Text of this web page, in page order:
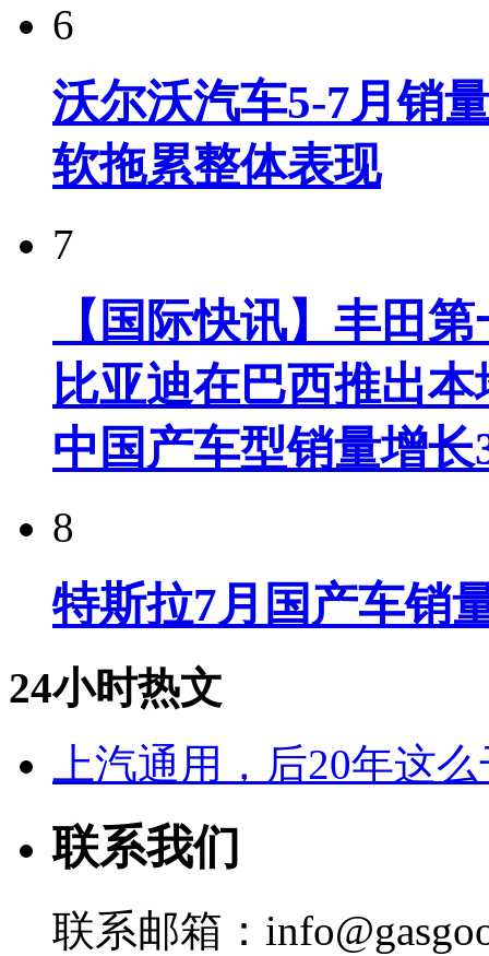
6
沃尔沃汽车5-7月销
软拖累整体表现
7
【国际快讯】丰田
比亚迪在巴西推出
中国产车型销量增长
8
特斯拉7月国产车销
24小时热文
上汽通用，后20年这
联系我们
联系邮箱：